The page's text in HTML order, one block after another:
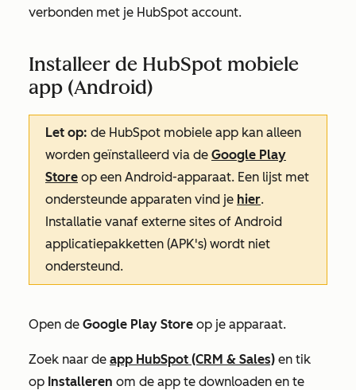
verbonden met je HubSpot account.
Installeer de HubSpot mobiele
app (Android)
Let op: de HubSpot mobiele app kan alleen
worden geïnstalleerd via de Google Play
Store op een Android-apparaat. Een lijst met
ondersteunde apparaten vind je hier.
Installatie vanaf externe sites of Android
applicatiepakketten (APK's) wordt niet
ondersteund.
Open de Google Play Store op je apparaat.
Zoek naar de app HubSpot (CRM & Sales) en tik
op Installeren om de app te downloaden en te